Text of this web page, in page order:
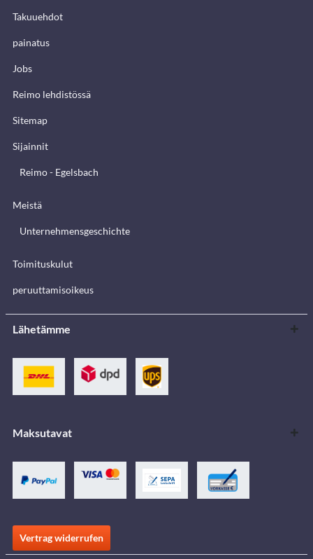
Takuuehdot
painatus
Jobs
Reimo lehdistössä
Sitemap
Sijainnit
Reimo - Egelsbach
Meistä
Unternehmensgeschichte
Toimituskulut
peruuttamisoikeus
Lähetämme
Maksutavat
Vertrag widerrufen